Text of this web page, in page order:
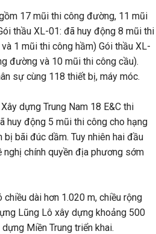
17 mũi thi công đường, 11 mũi
thầu XL-01: đã huy động 8 mũi thi
1 mũi thi công hầm) Gói thầu XL-
đường và 10 mũi thi công cầu).
sự cùng 118 thiết bị, máy móc.
dựng Trung Nam 18 E&C thi
huy động 5 mũi thi công cho hạng
bị bãi đúc dầm. Tuy nhiên hai đầu
chính quyền địa phương sớm
dài hơn 1.020 m, chiều rộng
Lũng Lô xây dựng khoảng 500
Miền Trung triển khai.